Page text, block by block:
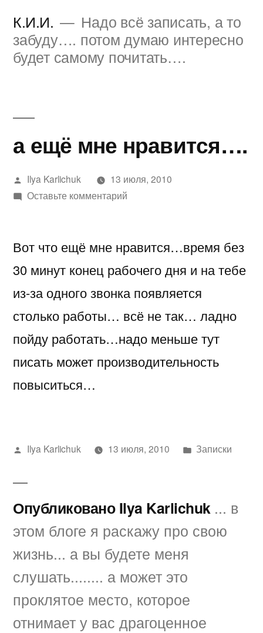
содержимому
К.И.И.
Надо всё записать, а то
забуду…. потом думаю интересно
будет самому почитать….
а ещё мне нравится….
Написано
автором
Ilya Karlichuk
13 июля, 2010
Оставьте комментарийк
мне
Вот что ещё мне нравится…время без
30 минут конец рабочего дня и на тебе
из-за одного звонка появляется
столько работы… всё не так… ладно
пойду работать…надо меньше тут
писать может производительность
повыситься…
Написано
Ilya Karlichuk 13 июля, 2010
Написано
Записки
Опубликовано Ilya Karlichuk ... в
этом блоге я раскажу про свою
жизнь... а вы будете меня
слушать........ а может это
проклятое место, которое
отнимает у вас драгоценное